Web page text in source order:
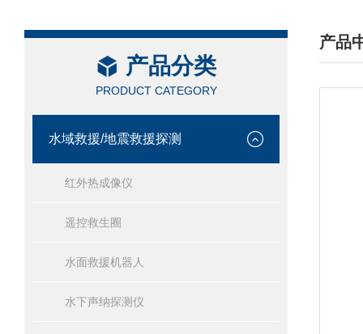
产品分类
PRODUCT CATEGORY
水域救援/地震救援探测
红外热成像仪
遥控救生圈
水面救援机器人
水下声纳探测仪
产品
/